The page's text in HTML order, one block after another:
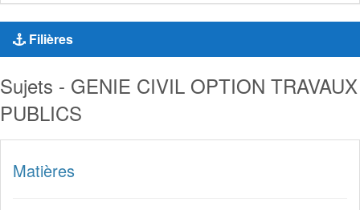
Filières
Sujets - GENIE CIVIL OPTION TRAVAUX
PUBLICS
Matières